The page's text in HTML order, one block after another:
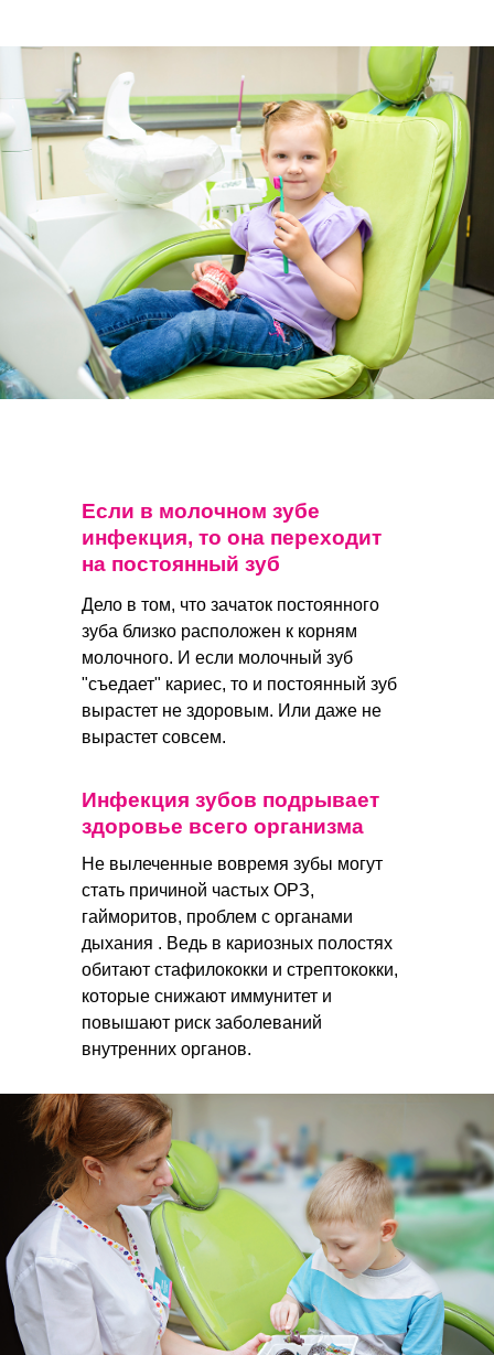
Дело в том, что зачаток постоянного
зуба близко расположен к корням
молочного. И если молочный зуб
"съедает" кариес, то и постоянный зуб
вырастет не здоровым. Или даже не
вырастет совсем.
Если в молочном зубе
инфекция, то она переходит
на постоянный зуб
Не вылеченные вовремя зубы могут
стать причиной частых ОРЗ,
гайморитов, проблем с органами
дыхания . Ведь в кариозных полостях
обитают стафилококки и стрептококки,
которые снижают иммунитет и
повышают риск заболеваний
внутренних органов.
Инфекция зубов подрывает
здоровье всего организма